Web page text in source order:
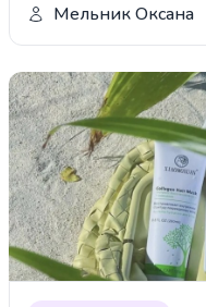
Мельник Оксана